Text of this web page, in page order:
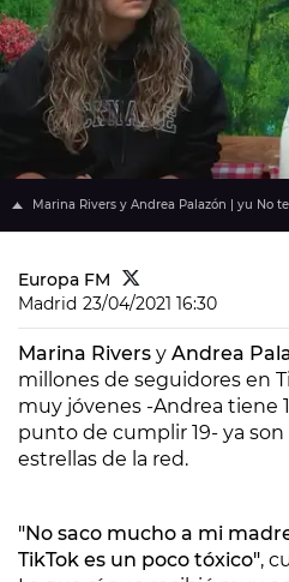
Marina Rivers y Andrea Palazón | yu No
Europa FM
Madrid 23/04/2021 16:30
Marina Rivers y Andrea
millones de seguidores en
muy jóvenes -Andrea tiene
punto de cumplir 19- ya
estrellas de la red.
"No saco mucho a mi
TikTok es un poco tóxico",